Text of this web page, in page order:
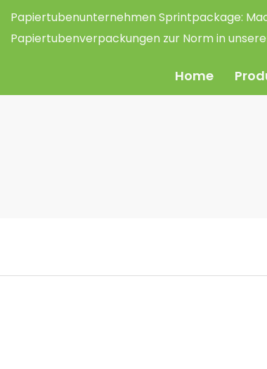
Papiertubenunternehmen Sprintpackage:
Papiertubenverpackungen zur Norm in
Home